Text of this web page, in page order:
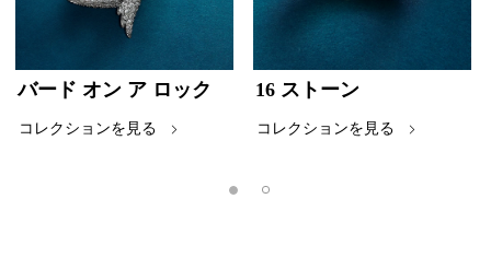
バード オン ア ロック
コレクションを見る
16 ストーン
コレクションを見る